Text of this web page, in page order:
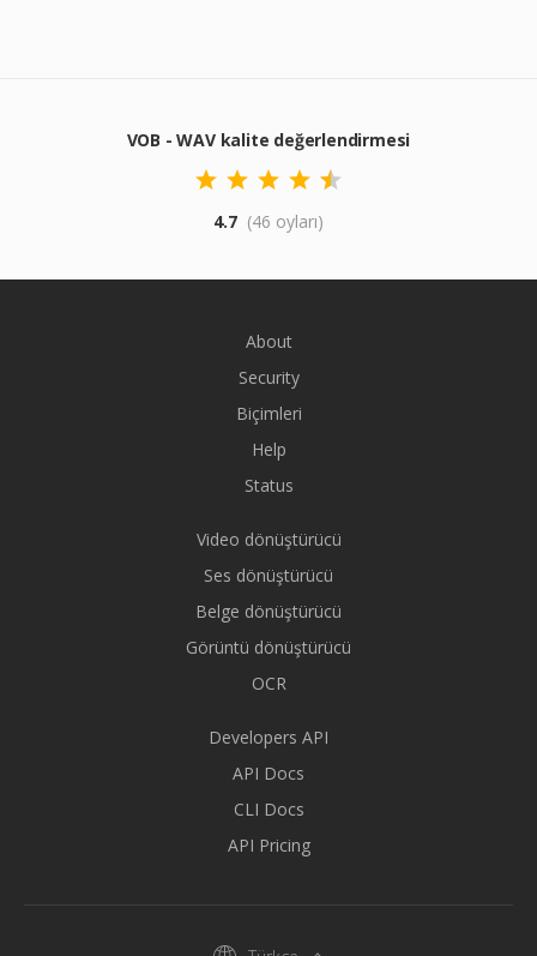
VOB - WAV kalite değerlendirmesi
4.7 (46 oyları)
About
Security
Biçimleri
Help
Status
Video dönüştürücü
Ses dönüştürücü
Belge dönüştürücü
Görüntü dönüştürücü
OCR
Developers API
API Docs
CLI Docs
API Pricing